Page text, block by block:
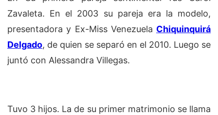
Zavaleta. En el 2003 su pareja era la modelo,
presentadora y Ex-Miss Venezuela Chiquinquirá
Delgado, de quien se separó en el 2010. Luego se
juntó con Alessandra Villegas.
Tuvo 3 hijos. La de su primer matrimonio se llama